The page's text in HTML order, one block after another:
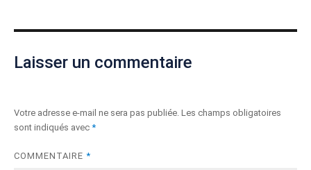
Laisser un commentaire
Votre adresse e-mail ne sera pas publiée. Les champs obligatoires
sont indiqués avec *
COMMENTAIRE *